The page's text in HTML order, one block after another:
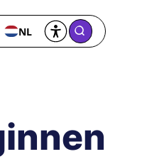
NL